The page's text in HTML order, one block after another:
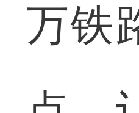
万铁